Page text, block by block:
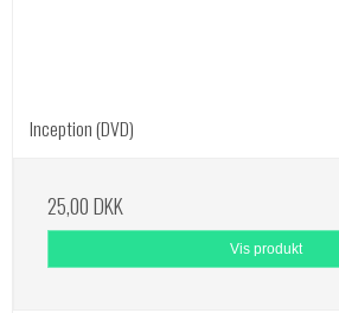
Inception (DVD)
25,00 DKK
Vis produkt